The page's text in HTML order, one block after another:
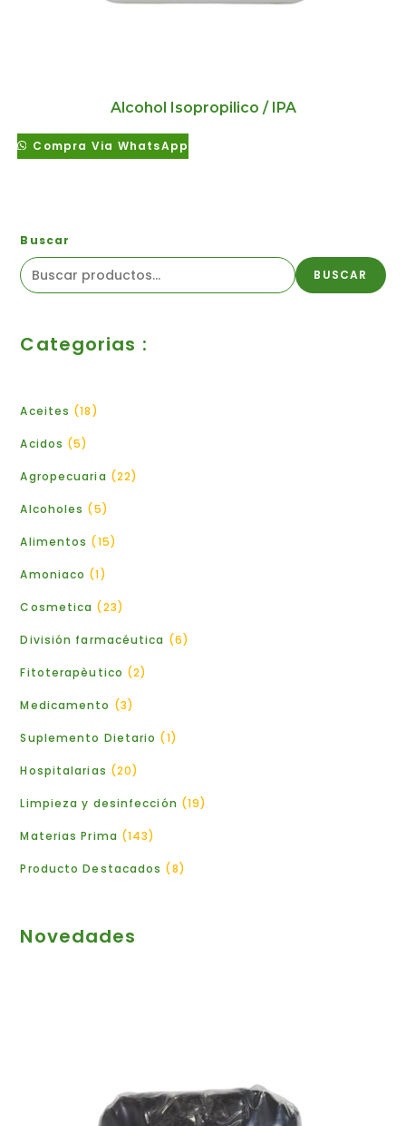
Alcohol Isopropilico / IPA
Compra Via WhatsApp
Buscar
BUSCAR
Categorias :
Aceites 18
Acidos 5
Agropecuaria 22
Alcoholes 5
Alimentos 15
Amoniaco 1
Cosmetica 23
División farmacéutica 6
Fitoterapèutico 2
Medicamento 3
Suplemento Dietario 1
Hospitalarias 20
Limpieza y desinfección 19
Materias Prima 143
Producto Destacados 8
Novedades